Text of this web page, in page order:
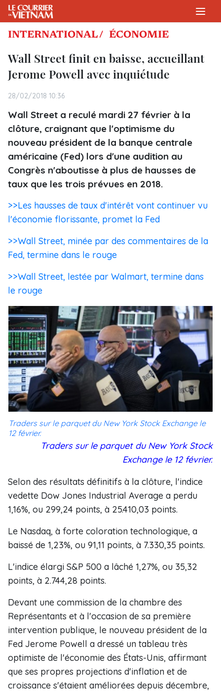
INTERNATIONAL / ÉCONOMIE
Wall Street finit en baisse, accueillant
Jerome Powell avec inquiétude
28/02/2018 10:36
Wall Street a reculé mardi 27 février à la
clôture, craignant que l'optimisme du
nouveau président de la banque centrale
américaine (Fed) lors d'une audition au
Congrès n'aboutisse à plus de hausses de
taux que les trois prévues en 2018.
>>Les hausses de taux d'intérêt vont continuer vu
l'économie florissante, promet la Fed
>>Wall Street, minée par des commentaires de la
Fed, termine dans le rouge
>>Wall Street, lestée par Walmart, termine dans
le rouge
Traders sur le parquet du New York Stock Exchange le
12 février.
Traders sur le parquet du New York Stock
Exchange le 12 février.
Selon des résultats définitifs à la clôture, l'indice
vedette Dow Jones Industrial Average a perdu
1,16%, ou 299,24 points, à 25.410,03 points.
Le Nasdaq, à forte coloration technologique, a
baissé de 1,23%, ou 91,11 points, à 7.330,35 points.
L'indice élargi S&P 500 a lâché 1,27%, ou 35,32
points, à 2.744,28 points.
Devant une commission de la chambre des
Représentants et à l'occasion de sa première
intervention publique, le nouveau président de la
Fed Jerome Powell a dressé un tableau très
optimiste de l'économie des États-Unis, affirmant
que ses propres projections d'inflation et de
croissance s'étaient améliorées depuis décembre,